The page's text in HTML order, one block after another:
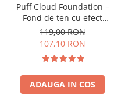
Puff Cloud Foundation –
Fond de ten cu efect
natural
119,00 RON
107,10 RON
ADAUGA IN COS